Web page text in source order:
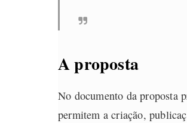
A proposta
No documento da proposta
permitem a criação,